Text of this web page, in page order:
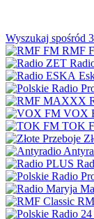
Wyszukaj spośród
RMF
VOX
TOK